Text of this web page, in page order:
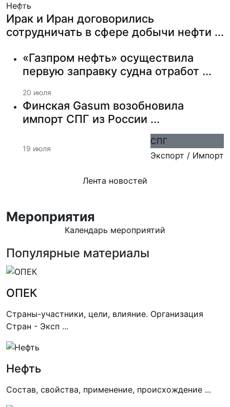
Нефть
Ирак и Иран договорились
сотрудничать в сфере добычи нефти ...
Previous
«Газпром нефть» осуществила
первую заправку судна отработ ...
20 июля
Финская Gasum возобновила
импорт СПГ из России ...
19 июля
СПГ
Экспорт / Импорт
Лента новостей
Мероприятия
Календарь мероприятий
Популярные материалы
ОПЕК
Страны-участники, цели, влияние. Организация
Стран - Эксп ...
Нефть
Состав, свойства, применение, происхождение ...